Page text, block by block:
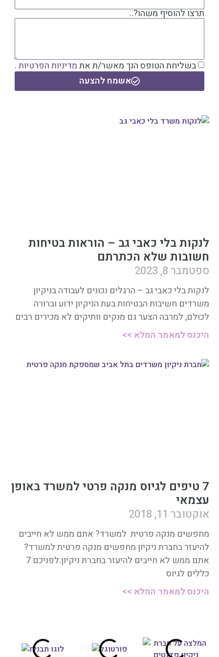
לנקות בלי כאבי גב – הוראות בטיחות
חשובות שלא הכתרתם
ספטמבר 8, 2023
לנקות בלי כאבי גב – הרגלים נכונים לעבודה בניקיון
משרדים חשיבות הבטיחות בעת הניקיון ידוע וברורה
לכולם, למרבה הצער גם מנקים וותיקים לא מכירים רבים
היכנס למאמר המלא >>
7 טיפים לגיוס מנקה פרטי למשרד באופן
עצמאי
אוקטובר 11, 2018
מחפשים מנקה פרטית למשרד? אתם ממש לא חייבים
להיעזר בחברת ניקיון מחפשים מנקה פרטית למשרד?
אתם ממש לא חייבים להיעזר בחברת ניקיון.לפניכם 7
כללים לגיוס
היכנס למאמר המלא >>
תרצו להוסיף משהו?..
בשליחת הטופס הנך מאשר/ת אתמדיניות הפרטיות.
אשמח להצעה